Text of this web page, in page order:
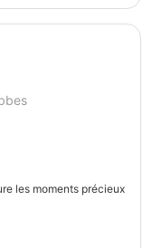
les moments précieux